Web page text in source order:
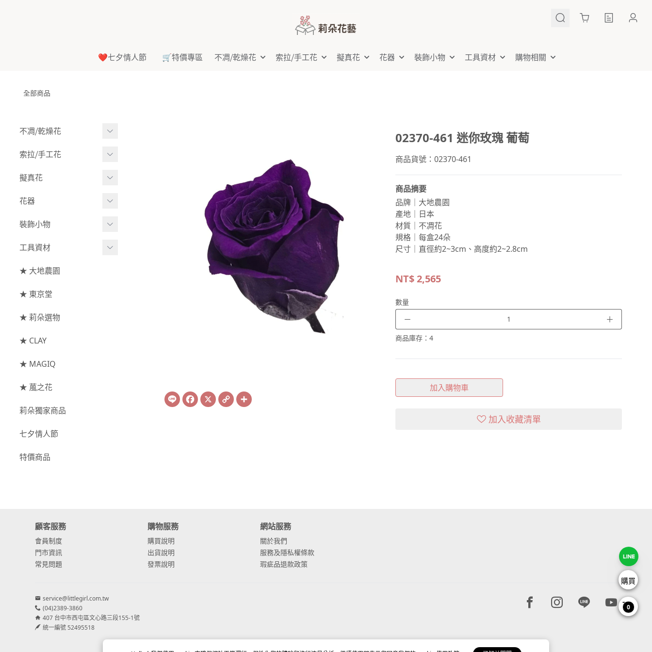
Cart
❤️七夕情人節 🛒特價專區 不凋⧸乾燥花 索拉⧸手工花 擬真花 花器 裝飾小物 工具資材 購物相關
全部商品
不凋⧸乾燥花
多色組合
- 其他
玫瑰
大玫瑰
- 迷你玫瑰
- 庭園玫瑰
- 其他玫瑰
主花
菊花
-
蘭花⧸大理花
康乃馨
- 安娜貝爾繡球花
- 日本繡球花
- 重瓣繡球花
配花
- 滿天星⧸木滿天星
索拉⧸手工花
索拉花(有花莖)
- 莉朵獨家水染
- 大地農園
索拉花(僅花頭)
原色
擬真花
盆栽⧸成品
綜合花束
葉材⧸藤蔓
枝條
果實
花器
小型花器
中大型花器
捧花架⧸吊架
藤圈⧸注連繩
提籃
裝飾小物
裝飾⧸擺飾
花插
工具資材
工具⧸型錄
資材
★ 大地農園
★ 東京堂
★ 莉朵選物
★ CLAY
★ MAGIQ
★ 葻之花
莉朵獨家商品
七夕情人節
特價商品
Line Facebook
X Copy
Link
02370-461 迷你玫瑰 葡萄
商品貨號：02370-461
商品摘要
品牌｜大地農園
產地｜日本
材質｜不凋花
規格｜每盒24朵
尺寸｜直徑約2~3cm、高度約2~2.8cm
NT$2,565
數量
－ ＋
商品庫存：4
加入購物車
加入收藏清單
顧客服務
會員制度
門市資訊
常見問題
購物服務
購買說明
出貨說明
發票說明
網站服務
關於我們
服務及隱私權條款
瑕疵品退款政策
service@littlegirl.com.tw
(04)2389-3860
407 台中市西屯區文心路三段155-1號
統一編號 52495518
Facebook page
Instagram page
Line pageYoutube
購買
0